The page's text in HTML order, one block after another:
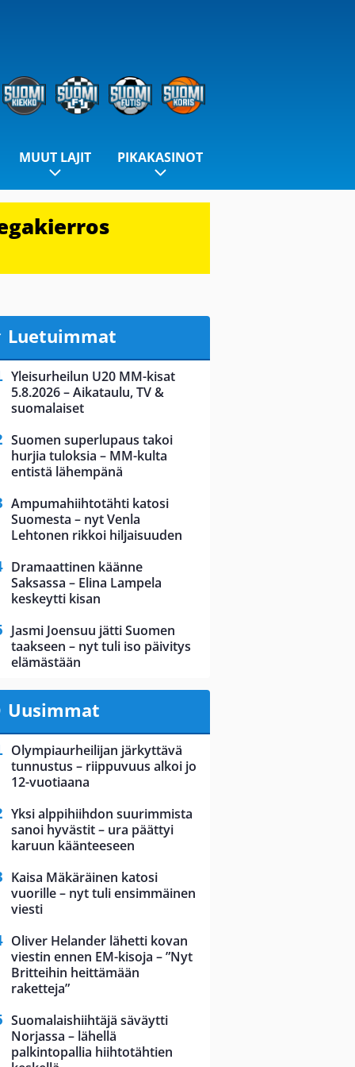
MUUT LAJIT PIKAKASINOT
Luetuimmat
Yleisurheilun U20 MM-kisat
5.8.2026 – Aikataulu, TV &
suomalaiset
Suomen superlupaus takoi
hurjia tuloksia – MM-kulta
entistä lähempänä
Ampumahiihtotähti katosi
Suomesta – nyt Venla
Lehtonen rikkoi hiljaisuuden
Dramaattinen käänne
Saksassa – Elina Lampela
keskeytti kisan
Jasmi Joensuu jätti Suomen
taakseen – nyt tuli iso päivitys
elämästään
Uusimmat
Olympiaurheilijan järkyttävä
tunnustus – riippuvuus alkoi jo
12-vuotiaana
Yksi alppihiihdon suurimmista
sanoi hyvästit – ura päättyi
karuun käänteeseen
Kaisa Mäkäräinen katosi
vuorille – nyt tuli ensimmäinen
viesti
Oliver Helander lähetti kovan
viestin ennen EM-kisoja – ”Nyt
Britteihin heittämään
raketteja”
Suomalaishiihtäjä säväytti
Norjassa – lähellä
palkintopallia hiihtotähtien